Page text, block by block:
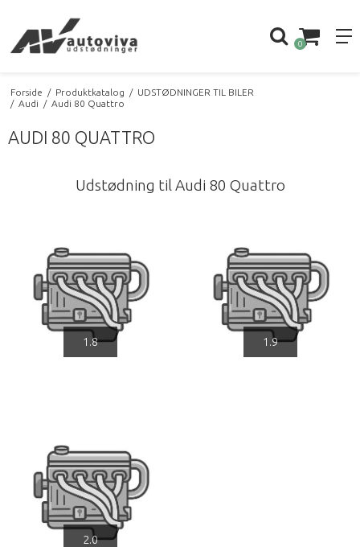
0
Forside / Produktkatalog / UDSTØDNINGER TIL BILER
/ Audi / Audi 80 Quattro
AUDI 80 QUATTRO
Udstødning til Audi 80 Quattro
1.8 1.9
2.0